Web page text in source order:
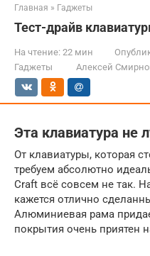
Главная » Гаджеты
Тест-драйв
На чтение: 22 мин
Гаджеты
Алексей
Эта клавиатура не
От клавиатуры, которая
требуем абсолютно
Craft всё совсем не так.
кажется отлично
Алюминиевая рама
покрытия очень приятен